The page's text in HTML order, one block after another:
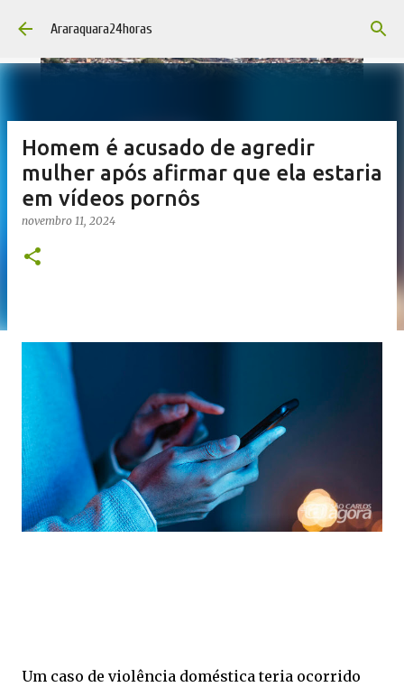
Pular para o conteúdo principal
Araraquara24horas
Homem é acusado de agredir
mulher após afirmar que ela estaria
em vídeos pornôs
novembro 11, 2024
Um caso de violência doméstica teria ocorrido